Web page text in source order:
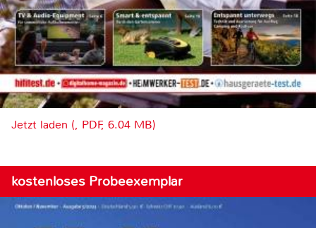
Jetzt laden (, PDF, 6.04 MB)
kostenloses Probeexemplar